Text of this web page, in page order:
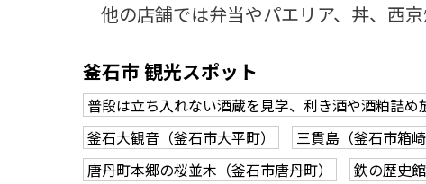
他の店舗では弁当やパエリア、丼、西
釜石市 観光スポット
普段は立ち入れない酒蔵を見学、利き酒や酒粕詰
釜石大観音（釜石市大平町）
三貫島（釜石市箱崎
唐丹町本郷の桜並木（釜石市唐丹町）
鉄の歴史